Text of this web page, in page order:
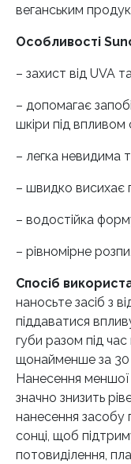
веганським
Особливості
– захист від UVA
– допомагає
шкіри під впливом
– легка невидима
– швидко висихає
– водостійка
– рівномірне
Спосіб
наносьте засіб з
піддаватися
губи разом під
щонайменше за 30
Нанесення меншої
значно знизить
нанесення засобу
сонці, щоб
потовиділення,